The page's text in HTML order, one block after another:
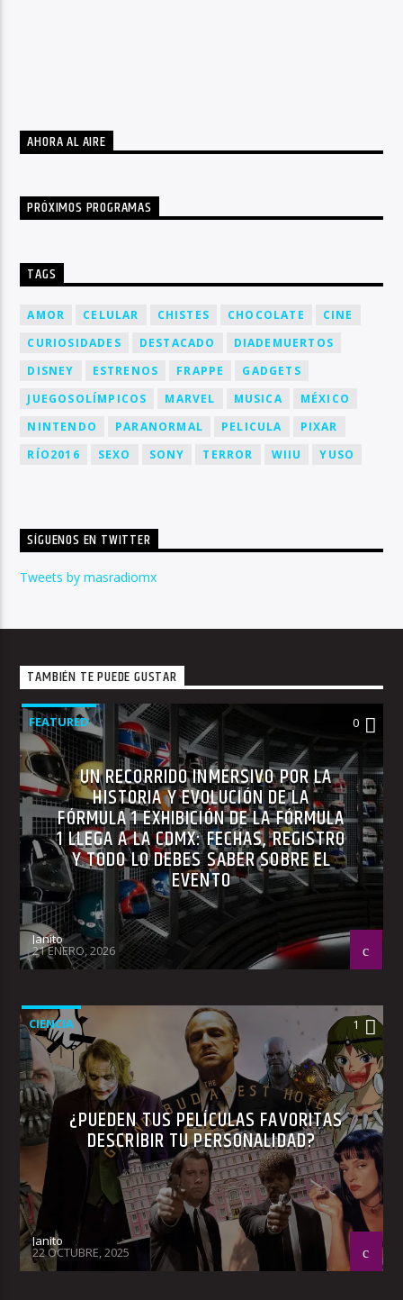
AHORA AL AIRE
PRÓXIMOS PROGRAMAS
TAGS
AMOR CELULAR CHISTES CHOCOLATE
CINE
CURIOSIDADES
DESTACADO
DIADEMUERTOS
DISNEY
ESTRENOS FRAPPE
GADGETS
JUEGOSOLÍMPICOS
MARVEL MUSICA
MÉXICO
NINTENDO
PARANORMAL PELICULA
PIXAR
RÍO2016
SEXO SONY TERROR WIIU YUSO
SÍGUENOS EN TWITTER
Tweets by masradiomx
TAMBIÉN TE PUEDE GUSTAR
FEATURED 0
UN RECORRIDO INMERSIVO POR LA
HISTORIA Y EVOLUCIÓN DE LA
FÓRMULA 1 EXHIBICIÓN DE LA FÓRMULA
1 LLEGA A LA CDMX: FECHAS, REGISTRO
Y TODO LO DEBES SABER SOBRE EL
EVENTO
Janito
21 ENERO, 2026
CIENCIA 1
¿PUEDEN TUS PELÍCULAS FAVORITAS
DESCRIBIR TU PERSONALIDAD?
Janito
22 OCTUBRE, 2025